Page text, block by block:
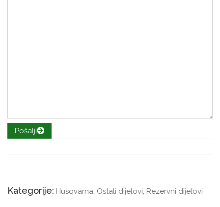
Pošalji
Kategorije: Husqvarna, Ostali dijelovi, Rezervni dijelovi